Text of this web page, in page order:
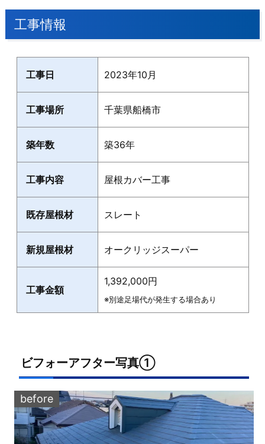
工事情報
工事日 2023年10月
工事場所 千葉県船橋市
築年数 築36年
工事内容 屋根カバー工事
既存屋根材 スレート
新規屋根材 オークリッジスーパー
工事金額
1,392,000円
※別途足場代が発生する場合あり
ビフォーアフター写真①
before